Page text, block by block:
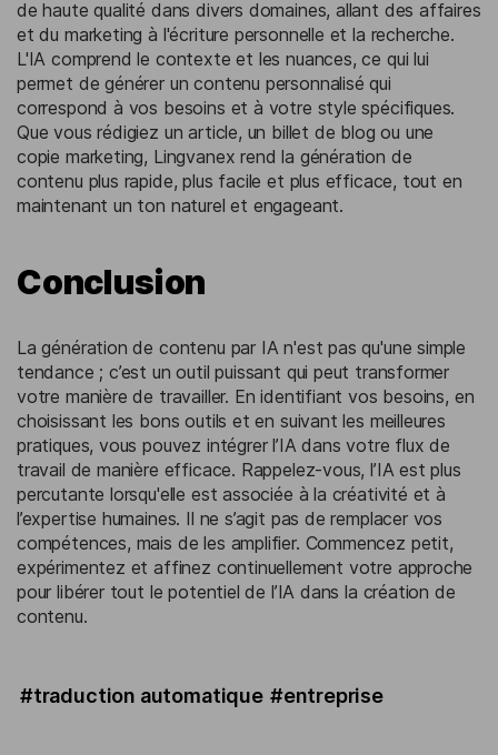
de haute qualité dans divers domaines, allant des affaires
et du marketing à l'écriture personnelle et la recherche.
L'IA comprend le contexte et les nuances, ce qui lui
permet de générer un contenu personnalisé qui
correspond à vos besoins et à votre style spécifiques.
Que vous rédigiez un article, un billet de blog ou une
copie marketing, Lingvanex rend la génération de
contenu plus rapide, plus facile et plus efficace, tout en
maintenant un ton naturel et engageant.
Conclusion
La génération de contenu par IA n'est pas qu'une simple
tendance ; c’est un outil puissant qui peut transformer
votre manière de travailler. En identifiant vos besoins, en
choisissant les bons outils et en suivant les meilleures
pratiques, vous pouvez intégrer l’IA dans votre flux de
travail de manière efficace. Rappelez-vous, l’IA est plus
percutante lorsqu'elle est associée à la créativité et à
l’expertise humaines. Il ne s’agit pas de remplacer vos
compétences, mais de les amplifier. Commencez petit,
expérimentez et affinez continuellement votre approche
pour libérer tout le potentiel de l’IA dans la création de
contenu.
#traduction automatique #entreprise